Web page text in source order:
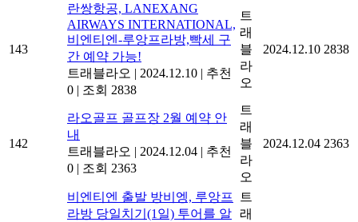
143
란쌍항공, LANEXANG
AIRWAYS INTERNATIONAL,
비엔티엔-루앙프라방,빡세 구
간 예약 가능!
트래블라오 | 2024.12.10 | 추천
0 | 조회 2838
트
래
블
라
오
2024.12.10 2838
142
라오골프 골프장 2월 예약 안
내
트래블라오 | 2024.12.04 | 추천
0 | 조회 2363
트
래
블
라
오
2024.12.04 2363
비엔티엔 출발 방비엥, 루앙프
라방 당일치기(1일) 투어를 알
트
래